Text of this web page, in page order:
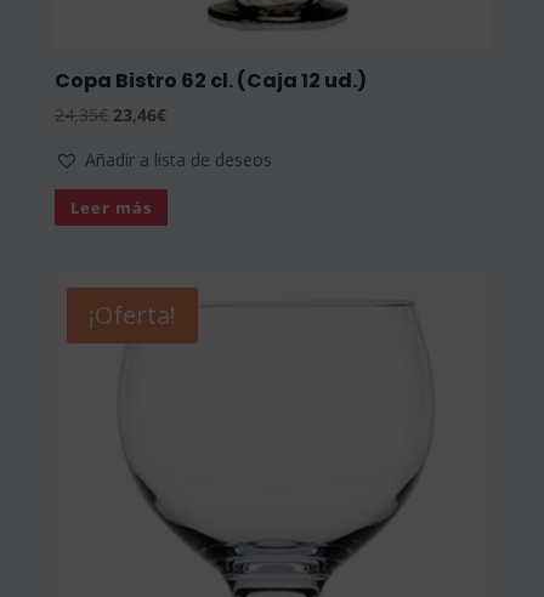
Copa Bistro 62 cl. (Caja 12 ud.)
24,35€ El
original
era:
24,35€.
23,46€El
actual
es:
23,46€.
Añadir a lista de deseos
Leer más
¡Oferta!